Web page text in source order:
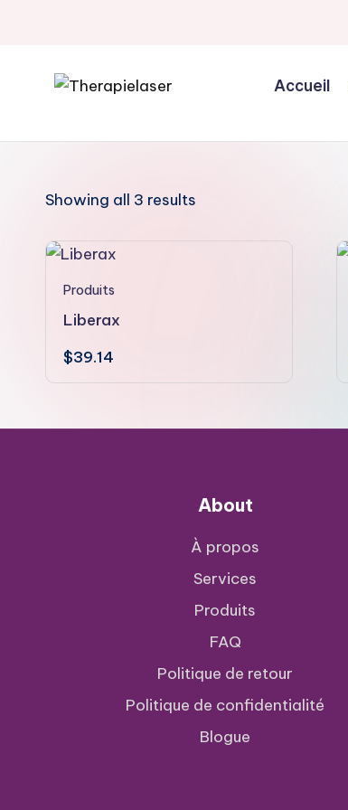
e
r
a
p
e
l
Accueil
Showing all 3 results
Produits
Liberax
$39.14
About
À propos
Services
Produits
FAQ
Politique de retour
Politique de confidentialité
Blogue